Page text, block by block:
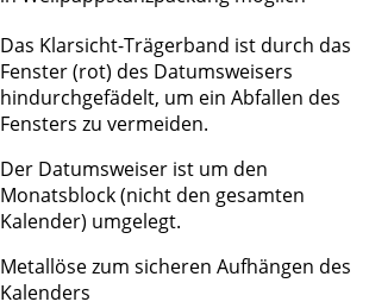
Das Klarsicht-Trägerband ist durch das
Fenster (rot) des Datumsweisers
hindurchgefädelt, um ein Abfallen des
Fensters zu vermeiden.
Der Datumsweiser ist um den
Monatsblock (nicht den gesamten
Kalender) umgelegt.
Metallöse zum sicheren Aufhängen des
Kalenders